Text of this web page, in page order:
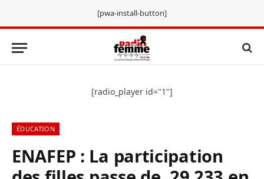
[pwa-install-button]
[radio_player id="1"]
ÉDUCATION
ENAFEP : La participation